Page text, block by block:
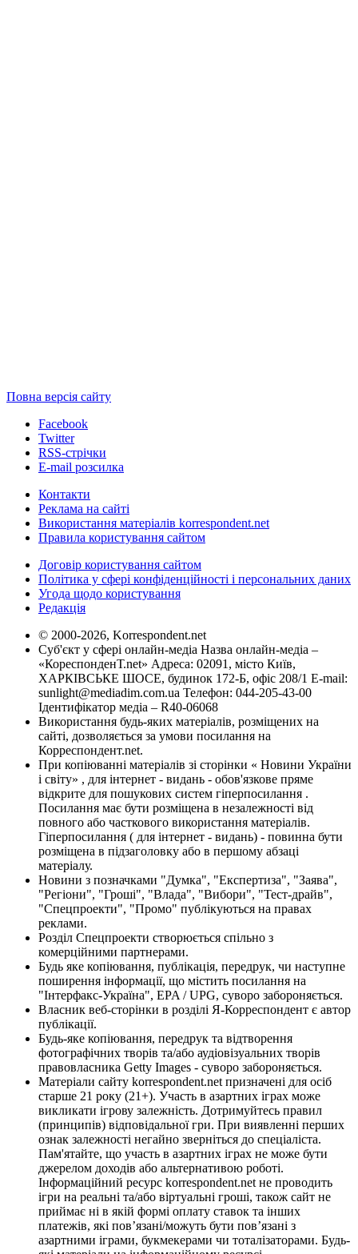
Повна версія сайту
Facebook
Twitter
RSS-стрічки
E-mail розсилка
Контакти
Реклама на сайті
Використання матеріалів korrespondent.net
Правила користування сайтом
Договір користування сайтом
Політика у сфері конфіденційності і персональних даних
Угода щодо користування
Редакція
© 2000-2026, Korrespondent.net
Суб'єкт у сфері онлайн-медіа Назва онлайн-медіа –
«КореспонденТ.net» Адреса: 02091, місто Київ,
ХАРКІВСЬКЕ ШОСЕ, будинок 172-Б, офіс 208/1 E-mail:
sunlight@mediadim.com.ua Телефон: 044-205-43-00
Ідентифікатор медіа – R40-06068
Використання будь-яких матеріалів, розміщених на
сайті, дозволяється за умови посилання на
Корреспондент.net.
При копіюванні матеріалів зі сторінки « Новини України
і світу» , для інтернет - видань - обов'язкове пряме
відкрите для пошукових систем гіперпосилання .
Посилання має бути розміщена в незалежності від
повного або часткового використання матеріалів.
Гіперпосилання ( для інтернет - видань) - повинна бути
розміщена в підзаголовку або в першому абзаці
матеріалу.
Новини з позначками "Думка", "Експертиза", "Заява",
"Регіони", "Гроші", "Влада", "Вибори", "Тест-драйв",
"Спецпроекти", "Промо" публікуються на правах
реклами.
Розділ Спецпроекти створюється спільно з
комерційними партнерами.
Будь яке копіювання, публікація, передрук, чи наступне
поширення інформації, що містить посилання на
"Інтерфакс-Україна", EPA / UPG, суворо забороняється.
Власник веб-сторінки в розділі Я-Корреспондент є автор
публікації.
Будь-яке копіювання, передрук та відтворення
фотографічних творів та/або аудіовізуальних творів
правовласника Getty Images - суворо забороняється.
Матеріали сайту korrespondent.net призначені для осіб
старше 21 року (21+). Участь в азартних іграх може
викликати ігрову залежність. Дотримуйтесь правил
(принципів) відповідальної гри. При виявленні перших
ознак залежності негайно зверніться до спеціаліста.
Пам'ятайте, що участь в азартних іграх не може бути
джерелом доходів або альтернативою роботі.
Інформаційний ресурс korrespondent.net не проводить
ігри на реальні та/або віртуальні гроші, також сайт не
приймає ні в якій формі оплату ставок та інших
платежів, які пов’язані/можуть бути пов’язані з
азартними іграми, букмекерами чи тоталізаторами. Будь-